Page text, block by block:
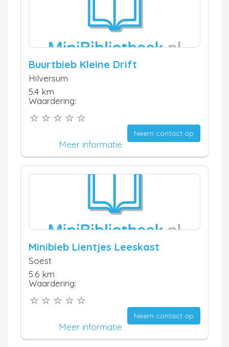
Buurtbieb Kleine Drift
Hilversum
5.4 km
Waardering:
Neem contact op
Meer informatie
Minibieb Lientjes Leeskast
Soest
5.6 km
Waardering:
Neem contact op
Meer informatie